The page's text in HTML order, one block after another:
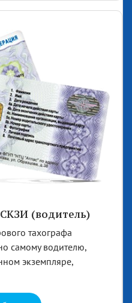
(водитель)
тахографа
самому водителю,
экземпляре,